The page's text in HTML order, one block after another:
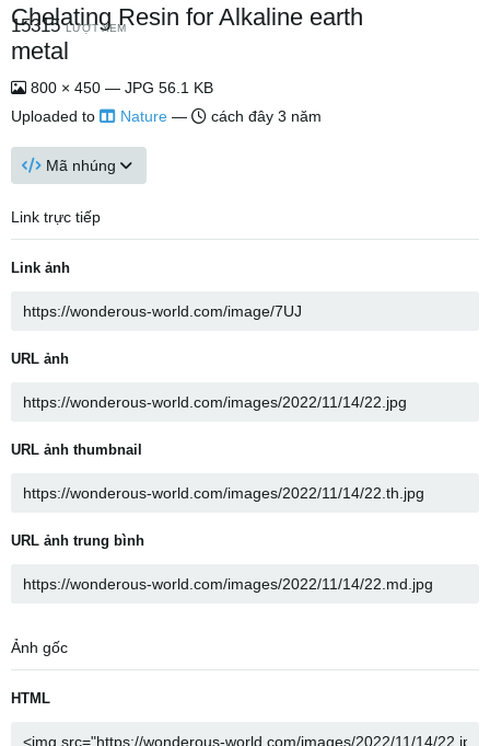
Chelating Resin for Alkaline earth
metal
15315LƯỢT XEM
800 × 450 — JPG 56.1 KB
Uploaded to
Nature — cách đây 3 năm
Mã nhúng
Link trực tiếp
Link ảnh
URL ảnh
URL ảnh thumbnail
URL ảnh trung bình
Ảnh gốc
HTML